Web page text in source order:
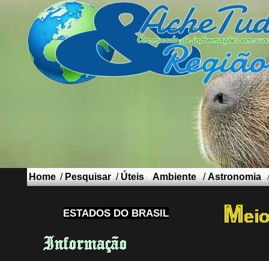
Home / Pesquisar / Úteis /Ambiente /Astronomia
ESTADOS DO BRASIL